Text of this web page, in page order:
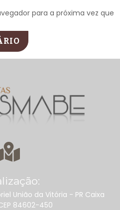
para a próxima vez que
União da Vitória - PR Caixa
84602-450